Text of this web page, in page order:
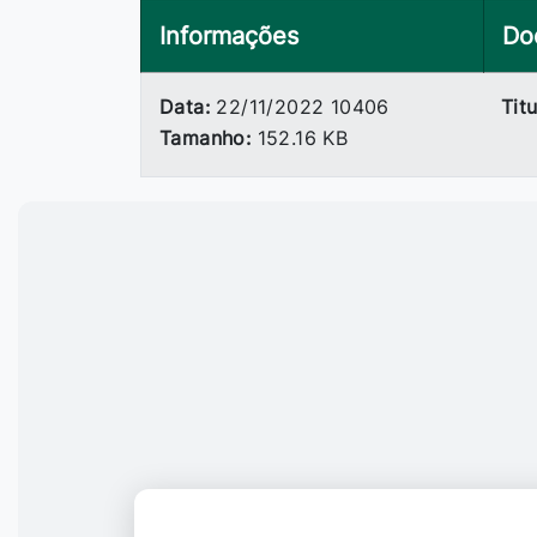
Informações
Data: 22/11/2022 10406
Tamanho: 152.16 KB